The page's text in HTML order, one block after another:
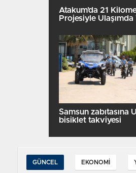
Atakum’da 21
Projesiyle
Samsun zabıtasına
bisiklet takviyesi
GÜNCEL EKONOMI